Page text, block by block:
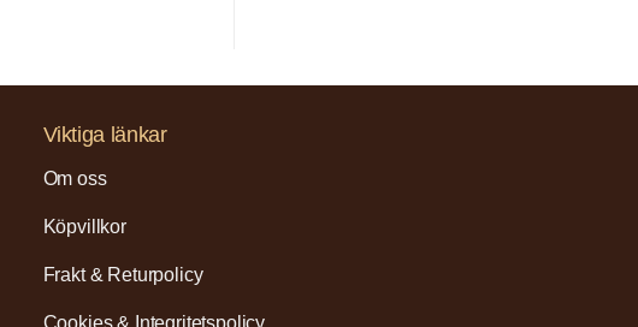
Viktiga länkar
Om oss
Köpvillkor
Frakt & Returpolicy